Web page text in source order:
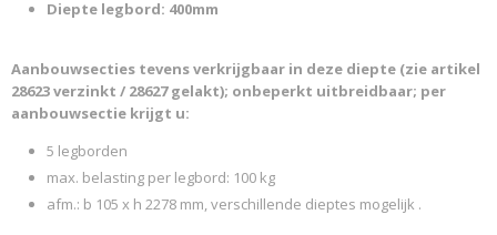
Diepte legbord: 400mm
Aanbouwsecties tevens verkrijgbaar in deze diepte (zie artikel
28623 verzinkt / 28627 gelakt); onbeperkt uitbreidbaar; per
aanbouwsectie krijgt u:
5 legborden
max. belasting per legbord: 100 kg
afm.: b 105 x h 2278 mm, verschillende dieptes mogelijk .